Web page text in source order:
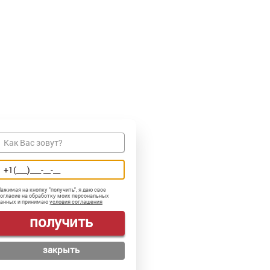
на кнопку "получить", я даю свое
на обработку моих персональных
и принимаюусловия соглашения
получить
закрыть